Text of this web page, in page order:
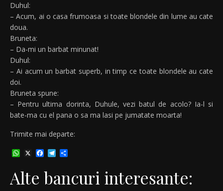
Duhul:
– Acum, ai o casa frumoasa si toate blondele din lume au cate
doua.
Bruneta:
– Da-mi un barbat minunat!
Duhul:
– Ai acum un barbat superb, in timp ce toate blondele au cate
doi.
Bruneta spune:
– Pentru ultima dorinta, Duhule, vezi batul de acolo? Ia-l si
bate-ma cu el pana o sa ma lasi pe jumatate moarta!
Trimite mai departe:
WhatsApp
X Facebook
Telegram
Alte bancuri interesante: